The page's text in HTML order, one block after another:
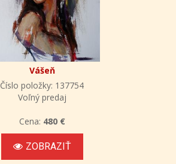
Vášeň
Číslo položky: 137754
Voľný predaj
Cena: 480 €
ZOBRAZIŤ